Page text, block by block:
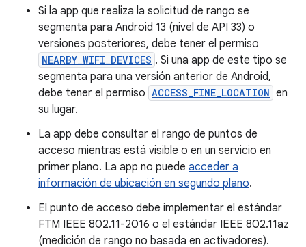
Si la app que realiza la solicitud de rango se
segmenta para Android 13 (nivel de API 33) o
versiones posteriores, debe tener el permiso
NEARBY_WIFI_DEVICES . Si una app de este tipo se
segmenta para una versión anterior de Android,
debe tener el permiso ACCESS_FINE_LOCATION en
su lugar.
La app debe consultar el rango de puntos de
acceso mientras está visible o en un servicio en
primer plano. La app no puede acceder a
información de ubicación en segundo plano.
El punto de acceso debe implementar el estándar
FTM IEEE 802.11-2016 o el estándar IEEE 802.11az
(medición de rango no basada en activadores).